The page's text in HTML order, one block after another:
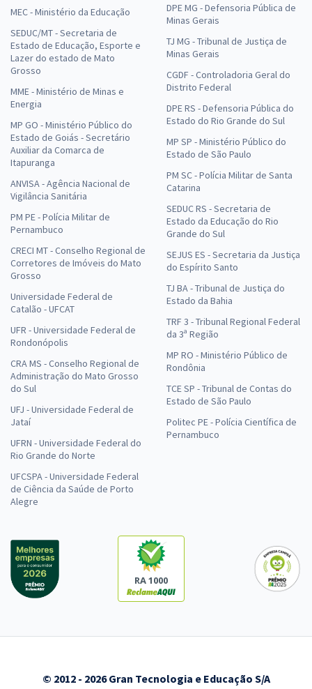
MEC - Ministério da Educação
SEDUC/MT - Secretaria de
Estado de Educação, Esporte e
Lazer do estado de Mato
Grosso
MME - Ministério de Minas e
Energia
MP GO - Ministério Público do
Estado de Goiás - Secretário
Auxiliar da Comarca de
Itapuranga
ANVISA - Agência Nacional de
Vigilância Sanitária
PM PE - Polícia Militar de
Pernambuco
CRECI MT - Conselho Regional de
Corretores de Imóveis do Mato
Grosso
Universidade Federal de
Catalão - UFCAT
UFR - Universidade Federal de
Rondonópolis
CRA MS - Conselho Regional de
Administração do Mato Grosso
do Sul
UFJ - Universidade Federal de
Jataí
UFRN - Universidade Federal do
Rio Grande do Norte
UFCSPA - Universidade Federal
de Ciência da Saúde de Porto
Alegre
DPE MG - Defensoria Pública de
Minas Gerais
TJ MG - Tribunal de Justiça de
Minas Gerais
CGDF - Controladoria Geral do
Distrito Federal
DPE RS - Defensoria Pública do
Estado do Rio Grande do Sul
MP SP - Ministério Público do
Estado de São Paulo
PM SC - Polícia Militar de Santa
Catarina
SEDUC RS - Secretaria de
Estado da Educação do Rio
Grande do Sul
SEJUS ES - Secretaria da Justiça
do Espírito Santo
TJ BA - Tribunal de Justiça do
Estado da Bahia
TRF 3 - Tribunal Regional Federal
da 3ª Região
MP RO - Ministério Público de
Rondônia
TCE SP - Tribunal de Contas do
Estado de São Paulo
Politec PE - Polícia Científica de
Pernambuco
RA 1000
© 2012 - 2026 Gran Tecnologia e Educação S/A